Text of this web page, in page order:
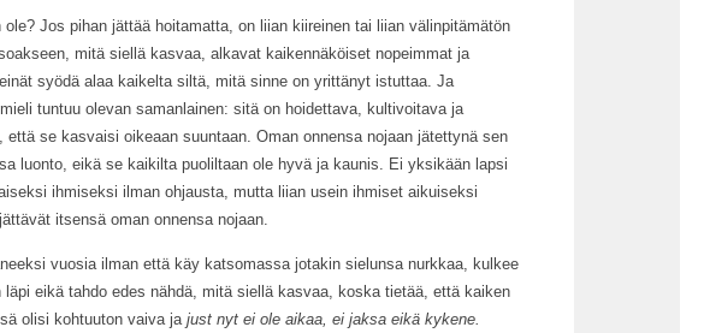
ole? Jos pihan jättää hoitamatta, on liian kiireinen tai liian välinpitämätön
mitä siellä kasvaa, alkavat kaikennäköiset nopeimmat ja
syödä alaa kaikelta siltä, mitä sinne on yrittänyt istuttaa. Ja
tuntuu olevan samanlainen: sitä on hoidettava, kultivoitava ja
että se kasvaisi oikeaan suuntaan. Oman onnensa nojaan jätettynä sen
luonto, eikä se kaikilta puoliltaan ole hyvä ja kaunis. Ei yksikään lapsi
ihmiseksi ilman ohjausta, mutta liian usein ihmiset aikuiseksi
itsensä oman onnensa nojaan.
vuosia ilman että käy katsomassa jotakin sielunsa nurkkaa, kulkee
läpi eikä tahdo edes nähdä, mitä siellä kasvaa, koska tietää, että kaiken
olisi kohtuuton vaiva ja just nyt ei ole aikaa, ei jaksa eikä kykene.